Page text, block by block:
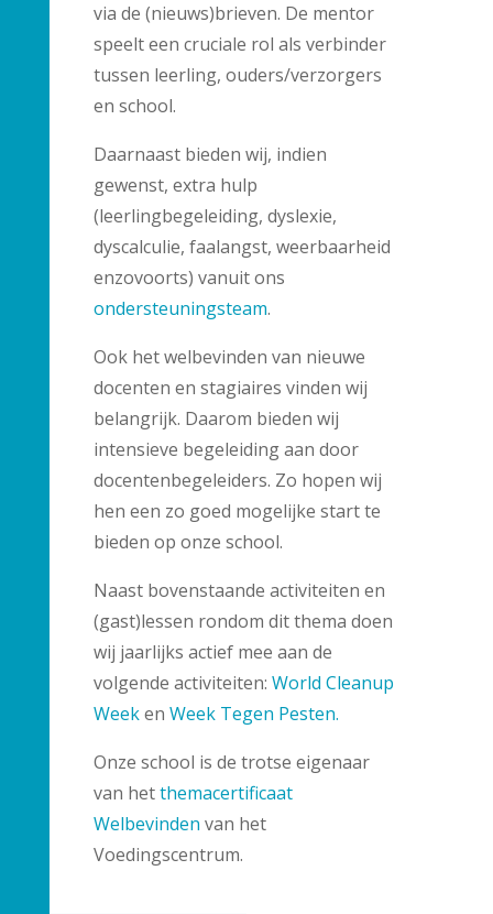
via de (nieuws)brieven. De mentor
speelt een cruciale rol als verbinder
tussen leerling, ouders/verzorgers
en school.
Daarnaast bieden wij, indien
gewenst, extra hulp
(leerlingbegeleiding, dyslexie,
dyscalculie, faalangst, weerbaarheid
enzovoorts) vanuit ons
ondersteuningsteam.
Ook het welbevinden van nieuwe
docenten en stagiaires vinden wij
belangrijk. Daarom bieden wij
intensieve begeleiding aan door
docentenbegeleiders. Zo hopen wij
hen een zo goed mogelijke start te
bieden op onze school.
Naast bovenstaande activiteiten en
(gast)lessen rondom dit thema doen
wij jaarlijks actief mee aan de
volgende activiteiten: World Cleanup
Weeken Week Tegen Pesten.
Onze school is de trotse eigenaar
van hetthemacertificaat
Welbevinden van het
Voedingscentrum.